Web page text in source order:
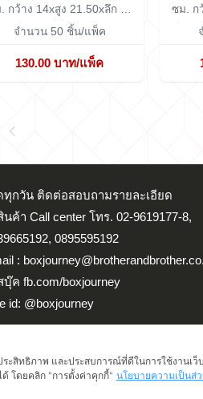
กว้าง 14xสูง 21.50xลึก 7
จำนวน 50 ชิ้น/แพ็ค
130.00 บาท/แพ็ค
ซม. ก
ซม.
ทุกวัน ติดต่อสอบถามรายละเอียด
นค้า Call center โทร. 02-9619177-8,
0895595192
:
บุ๊ค fb.com/boxjourney
id: @boxjourney
ระสิทธิภาพ และประสบการณ์ที่ดีในการใช้งานเ
โดยคลิก "การตั้งค่าคุกกี้" นโยบายความเป็นส่